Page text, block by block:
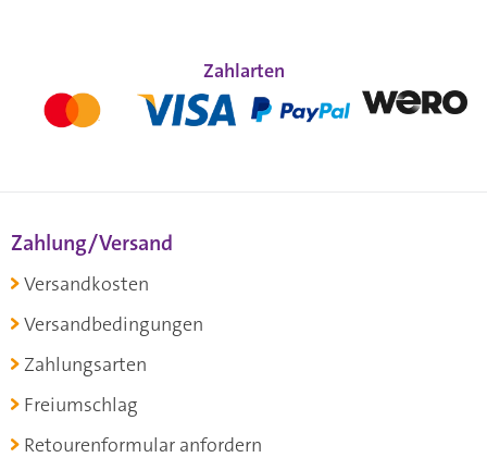
Zahlarten
Zahlung/Versand
Versandkosten
Versandbedingungen
Zahlungsarten
Freiumschlag
Retourenformular anfordern